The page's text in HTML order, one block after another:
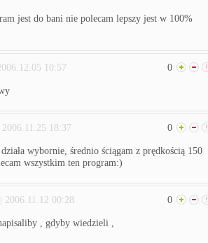
jest do bani nie polecam lepszy jest w 100%
10:57 0
| 2006.11.25 18:37 0
wybornie, średnio ściągam z prędkością 150
wszystkim ten program:)
| 2006.11.12 00:28 0
, gdyby wiedzieli ,